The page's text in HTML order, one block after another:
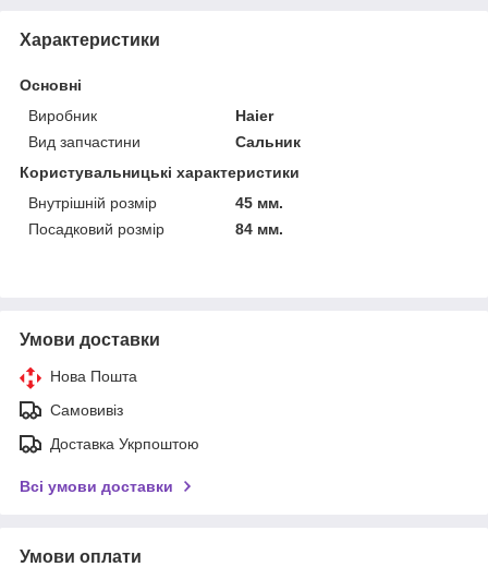
Характеристики
Основні
Виробник
Haier
Вид запчастини
Сальник
Користувальницькі характеристики
Внутрішній розмір
45 мм.
Посадковий розмір
84 мм.
Умови доставки
Нова Пошта
Самовивіз
Доставка Укрпоштою
Всі умови доставки
Умови оплати